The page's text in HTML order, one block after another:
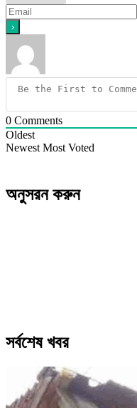
0 Comments
Oldest
Newest Most Voted
অনুসরন করুন
সর্বশেষ খবর